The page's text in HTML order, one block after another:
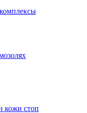
кожи стоп